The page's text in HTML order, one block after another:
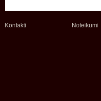
Kontakti Noteikumi